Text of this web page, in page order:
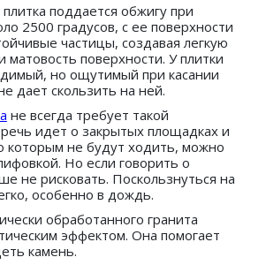
поддается обжигу при
2500 градусов, с ее поверхности
частицы, создавая легкую
матовость поверхности. У плитки
но ощутимый при касании
дает скользить на ней.
не всегда требует такой
идет о закрытых площадках и
которым не будут ходить, можно
Но если говорить о
не рисковать. Поскользнуться на
особенно в дождь.
обработанного гранита
эффектом. Она помогает
камень.